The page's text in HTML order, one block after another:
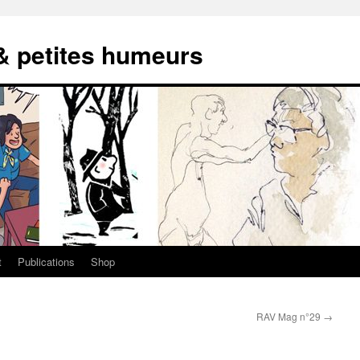
petites humeurs
Publications Shop
RAV Mag n°29 →